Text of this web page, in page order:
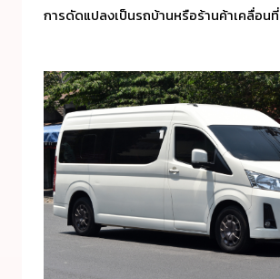
การดัดแปลงเป็นรถบ้านหรือร้านค้าเคลื่อนที่